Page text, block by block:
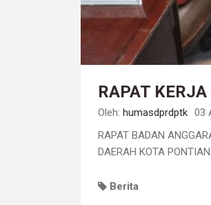
RAPAT
Oleh: humasdprdptk 03
RAPAT BADAN
DAERAH KOTA
Berita